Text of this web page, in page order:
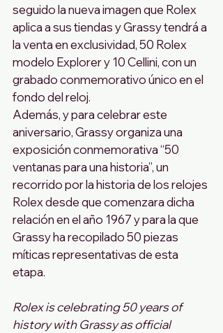
seguido la nueva imagen que Rolex
aplica a sus tiendas y Grassy tendrá a
la venta en exclusividad, 50 Rolex
modelo Explorer y 10 Cellini, con un
grabado conmemorativo único en el
fondo del reloj.
Además, y para celebrar este
aniversario, Grassy organiza una
exposición conmemorativa “50
ventanas para una historia”, un
recorrido por la historia de los relojes
Rolex desde que comenzara dicha
relación en el año 1967 y para la que
Grassy ha recopilado 50 piezas
míticas representativas de esta
etapa.
Rolex is celebrating 50 years of
history with Grassy as official